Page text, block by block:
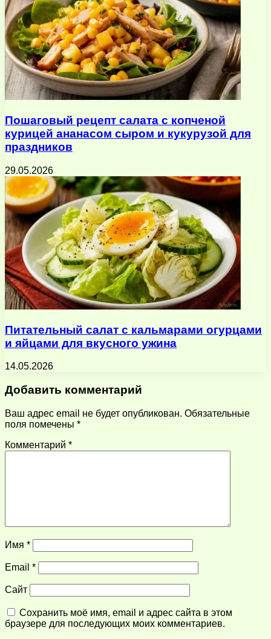
Пошаговый рецепт салата с копченой
курицей ананасом сыром и кукурузой для
праздников
29.05.2026
Питательный салат с кальмарами огурцами
и яйцами для вкусного ужина
14.05.2026
Добавить комментарий
Ваш адрес email не будет опубликован. Обязательные
поля помечены *
Комментарий *
Имя *
Email *
Сайт
Сохранить моё имя, email и адрес сайта в этом
браузере для последующих моих комментариев.